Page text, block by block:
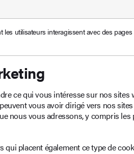
utilisateurs interagissent avec des
ce qui vous intéresse sur nos sites
vous avoir dirigé vers nos
nous vous adressons, y compris
placent également ce type de